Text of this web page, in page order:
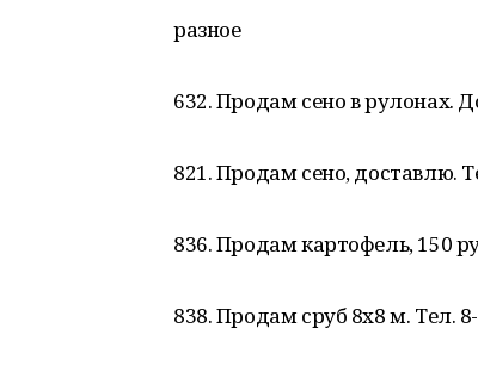
разное
632. Продам сено в рулонах.
821. Продам сено, доставлю.
836. Продам картофель, 150
838. Продам сруб 8х8 м. Тел.